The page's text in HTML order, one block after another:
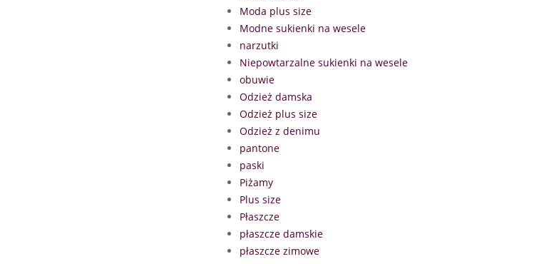
Moda plus size
Modne sukienki na wesele
narzutki
Niepowtarzalne sukienki na wesele
obuwie
Odzież damska
Odzież plus size
Odzież z denimu
pantone
paski
Piżamy
Plus size
Płaszcze
płaszcze damskie
płaszcze zimowe